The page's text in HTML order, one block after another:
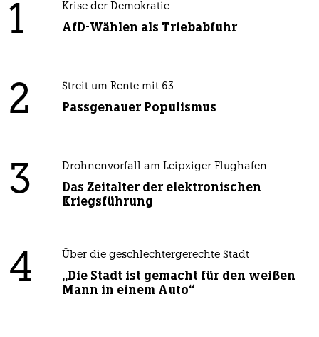
1 Krise der Demokratie
AfD-Wählen als Triebabfuhr
2 Streit um Rente mit 63
Passgenauer Populismus
3 Drohnenvorfall am Leipziger Flughafen
Das Zeitalter der elektronischen
Kriegsführung
4 Über die geschlechtergerechte Stadt
„Die Stadt ist gemacht für den weißen
Mann in einem Auto“